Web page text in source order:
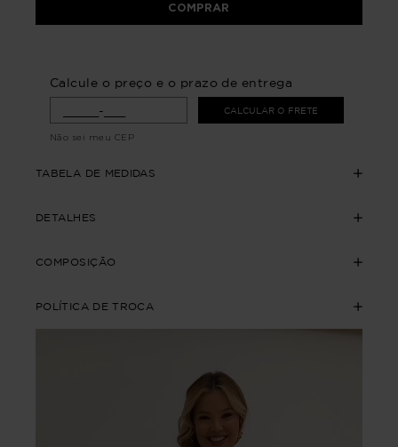
COMPRAR
Calcule o preço e o prazo de entrega
CALCULAR O FRETE
Não sei meu CEP
TABELA DE MEDIDAS
DETALHES
COMPOSIÇÃO
POLÍTICA DE TROCA